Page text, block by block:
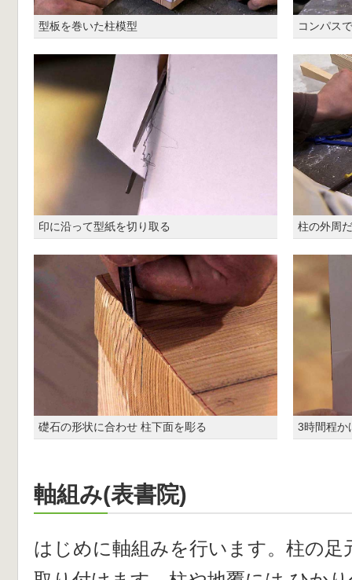
型板を巻いた柱模型 コンパス
印に沿って型紙を切り取る 柱の外周
礎石の形状に合わせ 柱下面を彫る 3時間程か
軸組み(表書院)
はじめに軸組みを行います。柱の足